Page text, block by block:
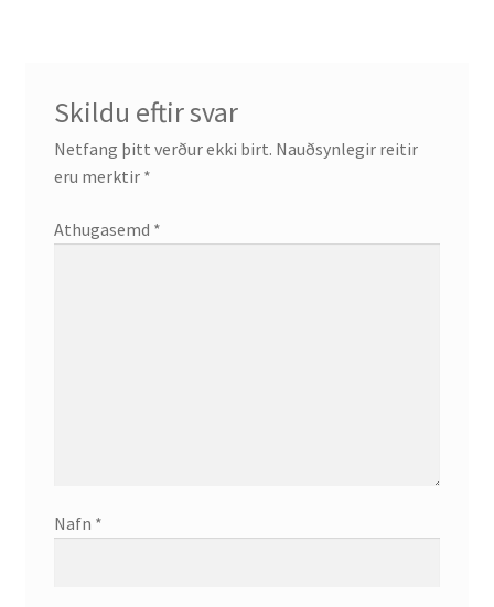
Skildu eftir svar
Netfang þitt verður ekki birt. Nauðsynlegir reitir
eru merktir *
Athugasemd *
Nafn *